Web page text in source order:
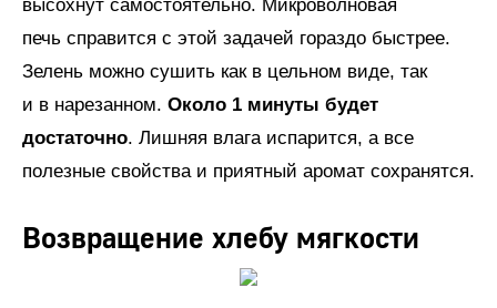
высохнут самостоятельно. Микроволновая
печь справится с этой задачей гораздо быстрее.
Зелень можно сушить как в цельном виде, так
и в нарезанном. Около 1 минуты будет
достаточно. Лишняя влага испарится, а все
полезные свойства и приятный аромат сохранятся.
Возвращение хлебу мягкости